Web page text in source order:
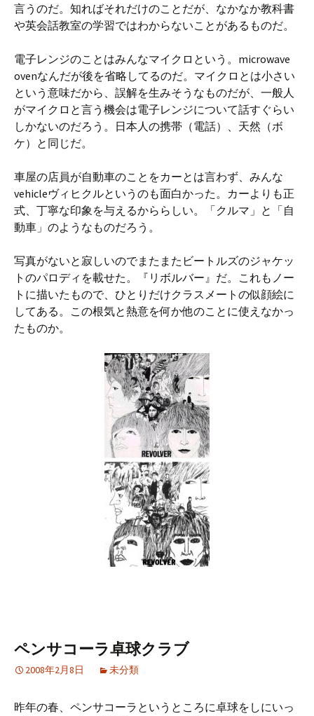
言うのだ。知ればそれだけのことだが、なかなか教科書
や英会話教室の学習ではわからないことがあるものだ。
電子レンジのことはみんなマイクロという。microwave
ovenなんだが後を省略してるのだ。マイクロとは小さい
という意味だから、誤解を生みそうなものだが、一般人
がマイクロと言う機会は電子レンジについて話すぐらい
しかないのだろう。日本人の携帯（電話）、天然（ボ
ケ）と同じだ。
車屋の店員が自動車のことをカーとは言わず、みんな
vehicleヴィヒクルというのも面白かった。カーよりも正
式、丁寧な印象を与えるかららしい。「クルマ」と「自
動車」のようなものだろう。
写真がないと寂しいのでまたまたビートルズのジャケッ
トのパロディを載せた。『リボルバー』だ。これもノー
トに描いたもので、ひとりだけクラスメートの似顔絵に
してある。この根気と熱意を何か他のことに使えなかっ
たものか。
ペンサコーラ卓球クラブ
2008年2月8日 未分類
昨年の春、ペンサコーラというところに卓球をしにいっ